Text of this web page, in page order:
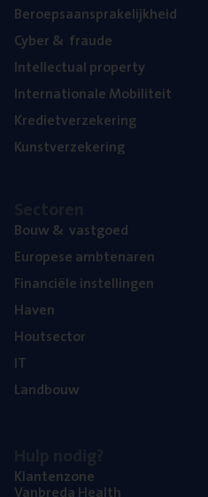
Beroeps­aan­spra­ke­lijk­heid
Cyber& fraude
Intel­lec­tu­al property
Inter­na­ti­o­na­le Mobiliteit
Kre­diet­ver­ze­ke­ring
Kunst­ver­ze­ke­ring
Bouw& vastgoed
Euro­pe­se ambtenaren
Finan­ci­ë­le instellingen
Haven
Hout­sec­tor
IT
Land­bouw
Klan­ten­zo­ne
Van­b­re­da Health